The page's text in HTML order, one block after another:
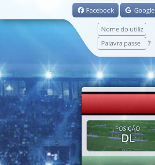
Facebook Google
?
POSIÇÃO
DL